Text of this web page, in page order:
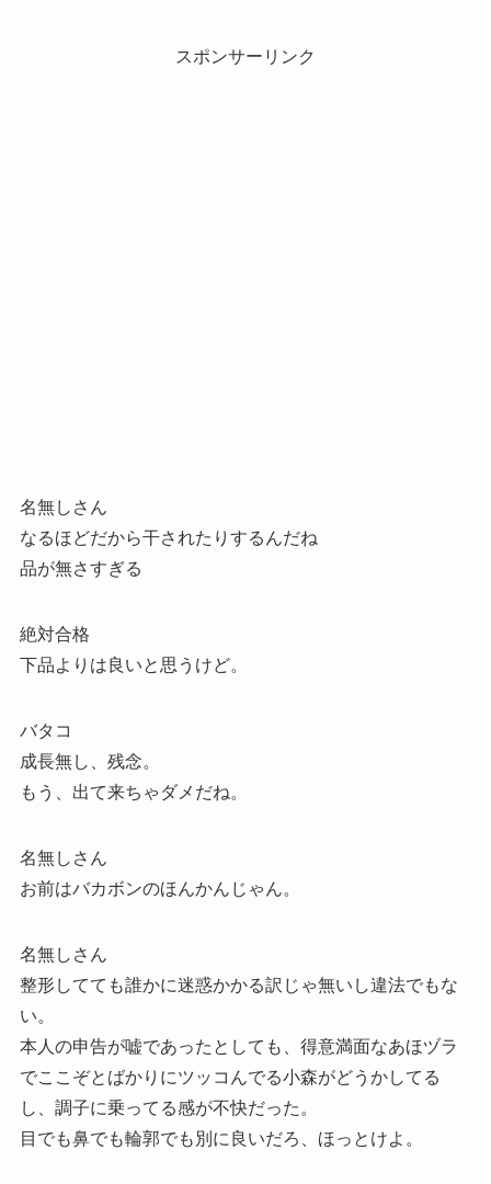
スポンサーリンク
名無しさん
なるほどだから干されたりするんだね
品が無さすぎる
絶対合格
下品よりは良いと思うけど。
バタコ
成長無し、残念。
もう、出て来ちゃダメだね。
名無しさん
お前はバカボンのほんかんじゃん。
名無しさん
整形してても誰かに迷惑かかる訳じゃ無いし違法でもな
い。
本人の申告が嘘であったとしても、得意満面なあほヅラ
でここぞとばかりにツッコんでる小森がどうかしてる
し、調子に乗ってる感が不快だった。
目でも鼻でも輪郭でも別に良いだろ、ほっとけよ。